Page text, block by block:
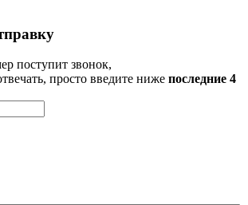
поступит звонок,
просто введите ниже последние 4